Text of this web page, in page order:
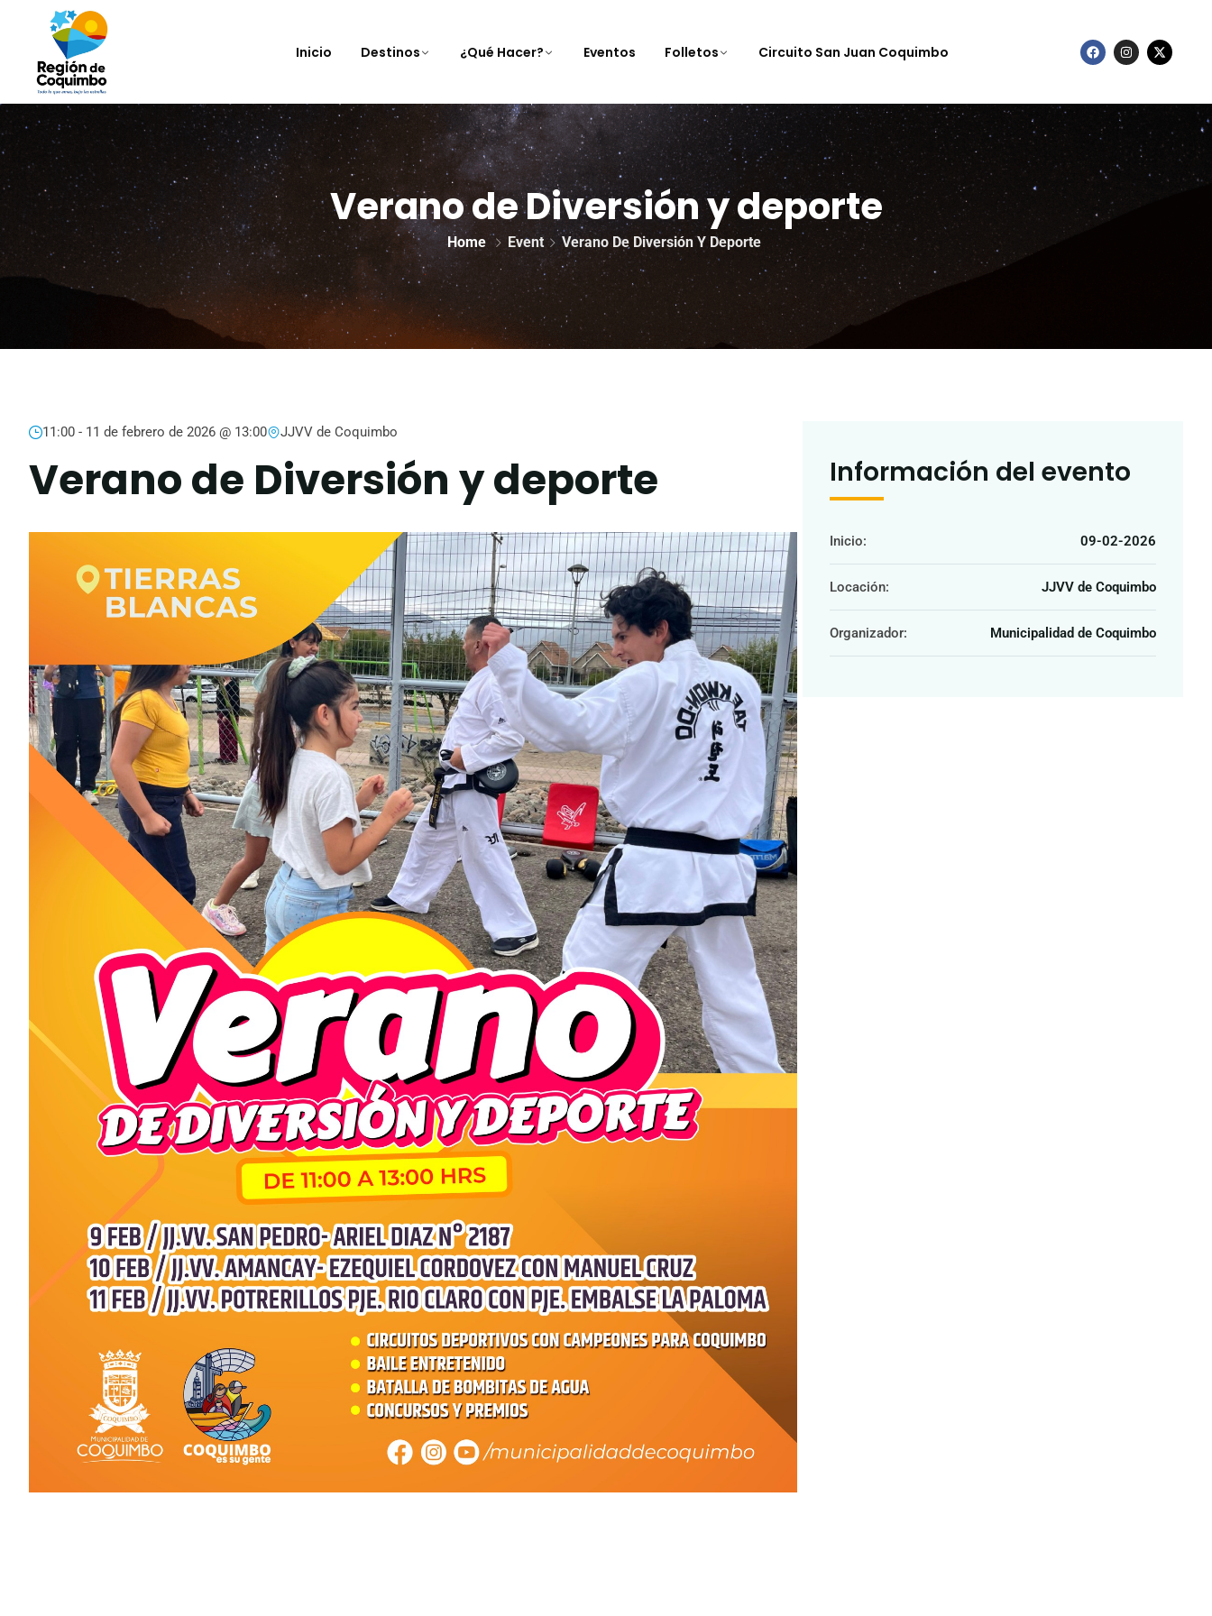
Inicio Destinos ¿Qué Hacer? Eventos Folletos Circuito San Juan Coquimbo
Verano de Diversión y deporte
Home Event Verano De Diversión Y Deporte
11:00 - 11 de febrero de 2026 @ 13:00 JJVV de Coquimbo
Verano de Diversión y deporte Información del evento
Inicio: 09-02-2026
Locación: JJVV de Coquimbo
Organizador: Municipalidad de Coquimbo